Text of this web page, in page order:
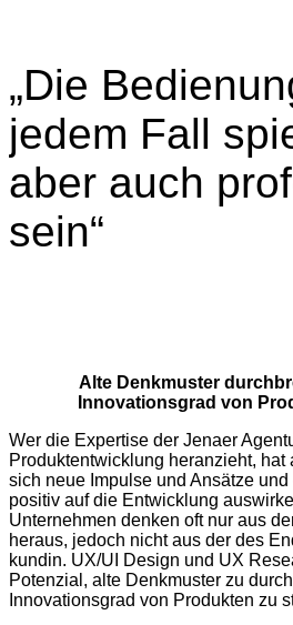
„Die
jedem Fall
aber auch
sein“
Alte Denkmuster
Innovationsgrad von
Wer die Expertise der Jenaer
Produktentwicklung heranzieht, hat
sich neue Impulse und Ansätze
positiv auf die Entwicklung
Unternehmen denken oft nur aus
heraus, jedoch nicht aus der des
kundin. UX/UI Design und UX
Potenzial, alte Denkmuster zu
Innovationsgrad von Produkten zu